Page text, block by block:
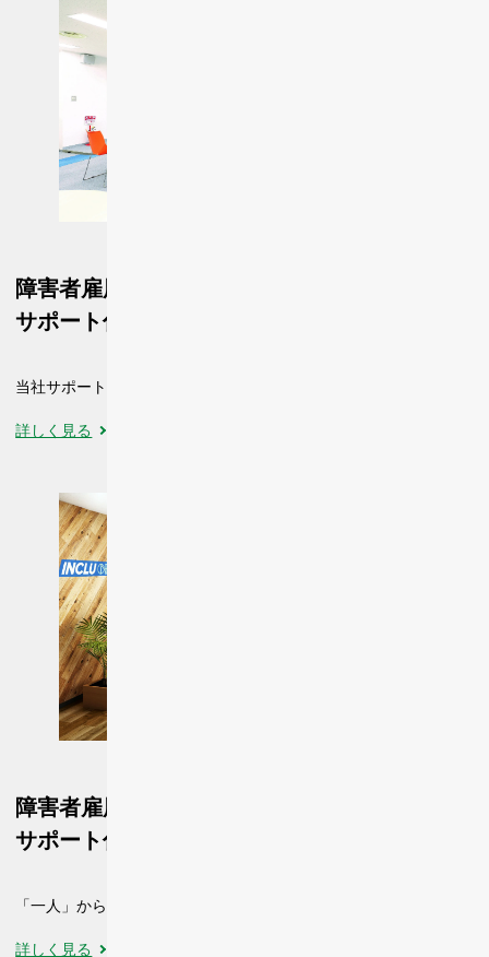
障害者雇用支援サービス
サポート付きサテライトオフィス INCLU
当社サポートスタッフが障害者の働き方を常時サポート
詳しく見る
障害者雇用支援サービス
サポート付きサテライトオフィス INCLU ONE
「一人」から利用可能！多様な人々の働き方と活躍を実現
詳しく見る